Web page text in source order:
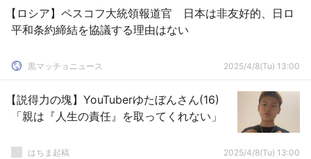
【ロシア】ペスコフ大統領報道官 日本は非友好的、日ロ
平和条約締結を協議する理由はない
黒マッチョニュース 2025/4/8(Tu) 13:00
【説得力の塊】YouTuberゆたぼんさん(16)
「親は『人生の責任』を取ってくれない」
はちま起稿 2025/4/8(Tu) 13:00